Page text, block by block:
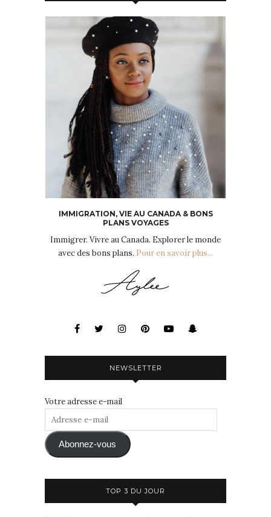
IMMIGRATION, VIE AU CANADA & BONS
PLANS VOYAGES
Immigrer. Vivre au Canada. Explorer le monde
avec des bons plans. Pour en savoir plus...
NEWSLETTER
Votre adresse e-mail
Adresse
mail Abonnez-vous
TOP 3 DU JOUR